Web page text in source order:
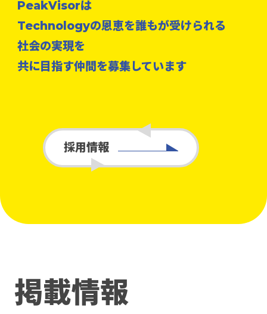
PeakVisorは
Technologyの恩恵を誰もが受けられる
社会の実現を
共に目指す仲間を募集しています
採用情報
掲載情報